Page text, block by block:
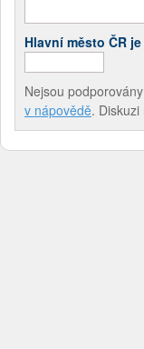
Hlavní město ČR
Nejsou
v nápovědě.